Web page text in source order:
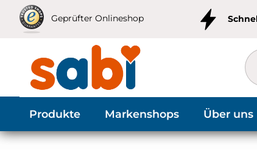
Hauptinhalt springen
Zur Suche springen
Zur Hauptnavigation springen
Geprüfter Onlineshop
Produkte Markenshops Über uns